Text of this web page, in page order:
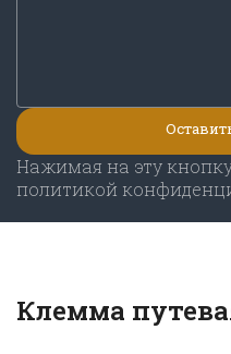
Нажимая на эту
политикой
Клемма